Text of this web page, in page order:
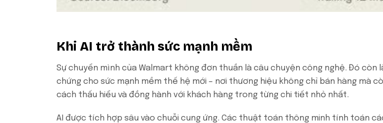
Khi AI trở thành sức mạnh mềm
Sự chuyển mình của Walmart không đơn thuần là câu chuyện công nghệ. Đó còn
chứng cho sức mạnh mềm thế hệ mới – nơi thương hiệu không chỉ bán hàng mà
cách thấu hiểu và đồng hành với khách hàng trong từng chi tiết nhỏ nhất.
AI được tích hợp sâu vào chuỗi cung ứng. Các thuật toán thông minh tính toán